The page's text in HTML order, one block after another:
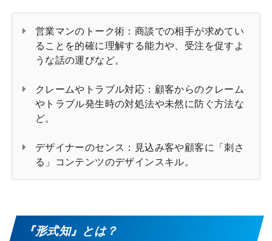
営業マンのトーク術：商談での相手が求めてい
ることを的確に理解する能力や、受注を促すよ
うな話の運びなど。
クレームやトラブル対応：顧客からのクレーム
やトラブル発生時の対処法や未然に防ぐ方法な
ど。
デザイナーのセンス：見込み客や顧客に「刺さ
る」コンテンツのデザインスキル。
『形式知』とは？